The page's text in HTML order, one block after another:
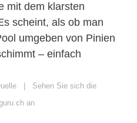
mit dem klarsten
scheint, als ob man
umgeben von Pinien
– einfach
| Sehen Sie sich die
an